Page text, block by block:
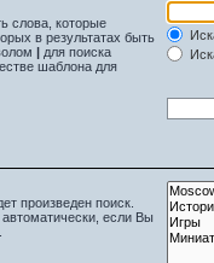
слова, которые
в результатах быть
| для поиска
шаблона для
произведен поиск.
если Вы